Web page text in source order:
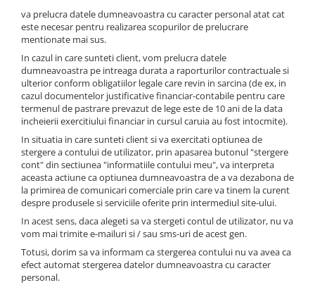
va prelucra datele dumneavoastra cu caracter personal atat cat
este necesar pentru realizarea scopurilor de prelucrare
mentionate mai sus.
In cazul in care sunteti client, vom prelucra datele
dumneavoastra pe intreaga durata a raporturilor contractuale si
ulterior conform obligatiilor legale care revin in sarcina (de ex, in
cazul documentelor justificative financiar-contabile pentru care
termenul de pastrare prevazut de lege este de 10 ani de la data
incheierii exercitiului financiar in cursul caruia au fost intocmite).
In situatia in care sunteti client si va exercitati optiunea de
stergere a contului de utilizator, prin apasarea butonul "stergere
cont" din sectiunea "informatiile contului meu", va interpreta
aceasta actiune ca optiunea dumneavoastra de a va dezabona de
la primirea de comunicari comerciale prin care va tinem la curent
despre produsele si serviciile oferite prin intermediul site-ului.
In acest sens, daca alegeti sa va stergeti contul de utilizator, nu va
vom mai trimite e-mailuri si / sau sms-uri de acest gen.
Totusi, dorim sa va informam ca stergerea contului nu va avea ca
efect automat stergerea datelor dumneavoastra cu caracter
personal.